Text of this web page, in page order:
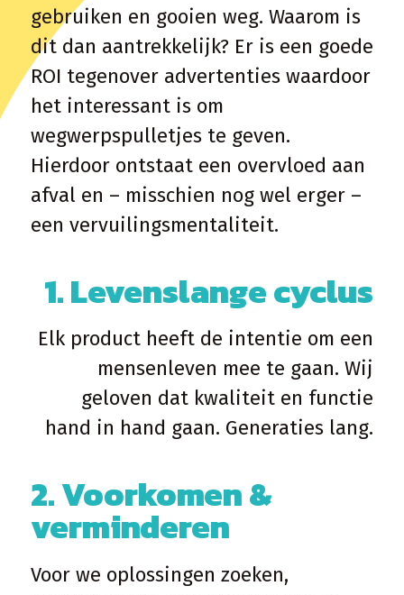
gebruiken en gooien weg. Waarom is
dit dan aantrekkelijk? Er is een goede
ROI tegenover advertenties waardoor
het interessant is om
wegwerpspulletjes te geven.
Hierdoor ontstaat een overvloed aan
afval en – misschien nog wel erger –
een vervuilingsmentaliteit.
1. Levenslange cyclus
Elk product heeft de intentie om een
mensenleven mee te gaan. Wij
geloven dat kwaliteit en functie
hand in hand gaan. Generaties lang.
2. Voorkomen &
verminderen
Voor we oplossingen zoeken,